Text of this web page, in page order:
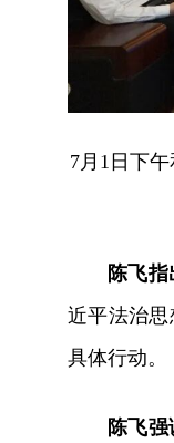
7月1日下
陈飞指
近平法治
具体行动。
陈飞强